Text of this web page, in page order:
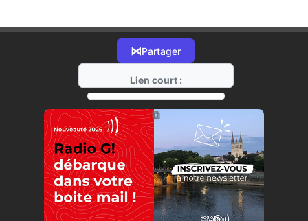
⋈Partager
Lien court :
https://radio-g.fr?6527
⧉